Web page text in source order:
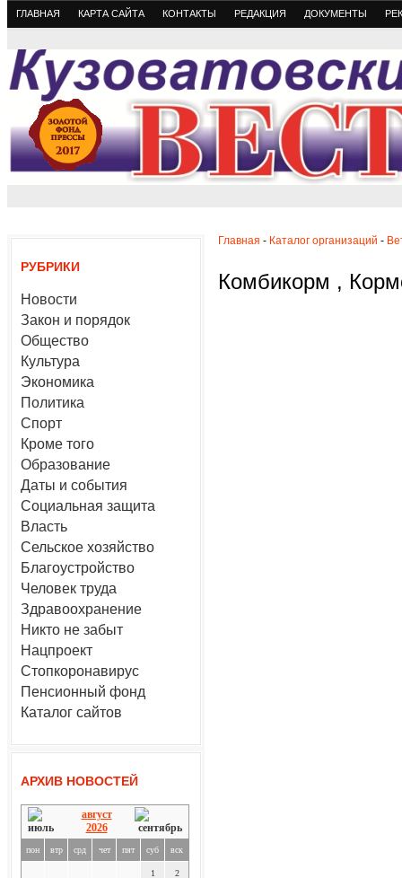
ГЛАВНАЯ КАРТА САЙТА КОНТАКТЫ РЕДАКЦИЯ ДОКУМЕНТЫ
РУБРИКИ
Новости
Закон и порядок
Общество
Культура
Экономика
Политика
Спорт
Кроме того
Образование
Даты и события
Социальная защита
Власть
Сельское хозяйство
Благоустройство
Человек труда
Здравоохранение
Никто не забыт
Нацпроект
Стопкоронавирус
Пенсионный фонд
Каталог сайтов
АРХИВ НОВОСТЕЙ
август
2026
пон втр срд чет пят суб вск
1 2
Главная - Каталог организаций -
Комбикорм ,